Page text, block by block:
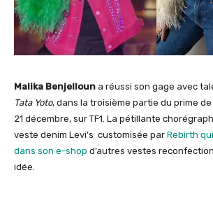
Malika Benjelloun a réussi son gage avec
Tata Yoto, dans la troisième partie du prime de
21 décembre, sur TF1. La pétillante
veste denim Levi’s customisée par Rebirth
dans son e-shop d’autres vestes
idée.